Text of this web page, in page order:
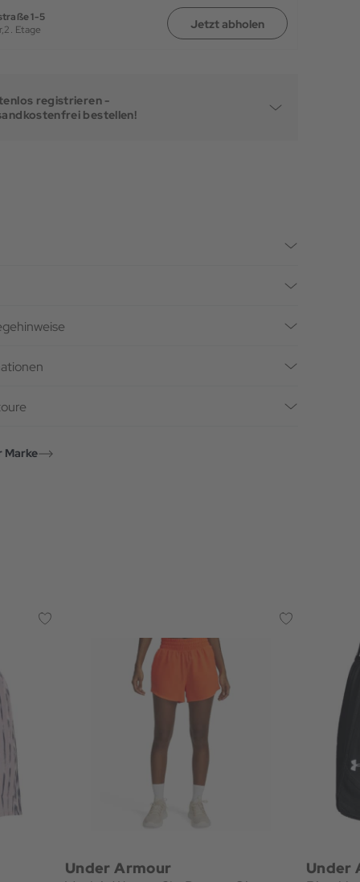
1-5
2. Etage Jetzt abholen
registrieren -
bestellen!
Marke
Under Armour
Under